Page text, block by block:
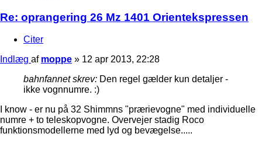
Re: oprangering 26 Mz 1401 Orientekspressen
Citer
Indlæg af moppe » 12 apr 2013, 22:28
bahnfannet skrev: Den regel gælder kun detaljer -
ikke vognnumre. :)
I know - er nu på 32 Shimmns "prærievogne" med individuelle
numre + to teleskopvogne. Overvejer stadig Roco
funktionsmodellerne med lyd og bevægelse.....